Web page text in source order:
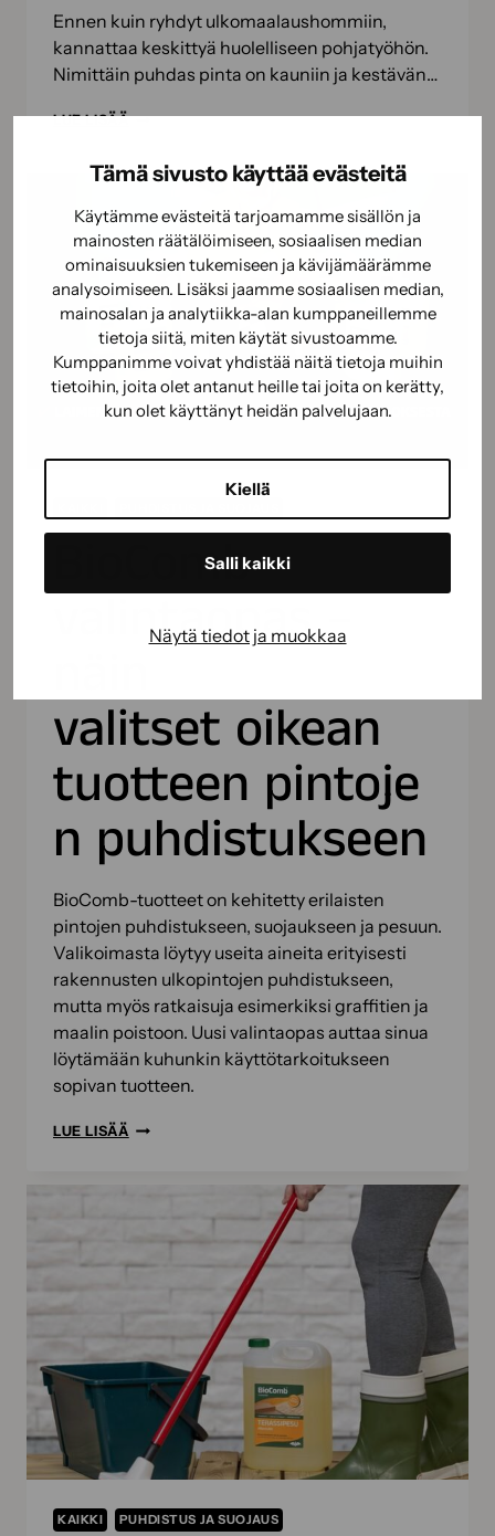
Tämä sivusto käyttää evästeitä
Käytämme evästeitä tarjoamamme sisällön ja
mainosten räätälöimiseen, sosiaalisen median
ominaisuuksien tukemiseen ja kävijämäärämme
analysoimiseen. Lisäksi jaamme sosiaalisen median,
mainosalan ja analytiikka-alan kumppaneillemme
tietoja siitä, miten käytät sivustoamme.
Kumppanimme voivat yhdistää näitä tietoja muihin
tietoihin, joita olet antanut heille tai joita on kerätty,
kun olet käyttänyt heidän palvelujaan.
Kiellä
Salli kaikki
Näytä tiedot ja muokkaa
Ennen kuin ryhdyt ulkomaalaushommiin,
kannattaa keskittyä huolelliseen pohjatyöhön.
Nimittäin puhdas pinta on kauniin ja kestävän…
LUE LISÄÄULKOSEINÄN
ENNEN
–
VARMISTA
KESTÄVÄ
LOPPUTULOS
BioComb-
valintaopas –
valitset oikean
tuotteen pintoje
n puhdistukseen
BioComb-tuotteet on kehitetty erilaisten
pintojen puhdistukseen, suojaukseen ja pesuun.
Valikoimasta löytyy useita aineita erityisesti
rakennusten ulkopintojen puhdistukseen,
mutta myös ratkaisuja esimerkiksi graffitien ja
maalin poistoon. Uusi valintaopas auttaa sinua
löytämään kuhunkin käyttötarkoitukseen
sopivan tuotteen.
LUE LISÄÄ BIOCOMB-
TUOTTEEN PINTOJEN
PUHDISTUKSEEN
KAIKKI PUHDISTUS JA SUOJAUS